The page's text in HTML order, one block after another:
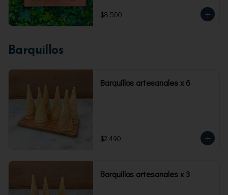
$8.500
Barquillos
Barquillos artesanales x 6
$2.490
Barquillos artesanales x 3